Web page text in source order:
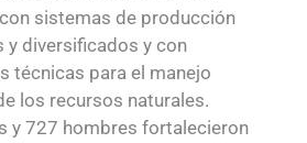
sistemas de producción
y diversificados y con
técnicas para el manejo
los recursos naturales.
y 727 hombres fortalecieron